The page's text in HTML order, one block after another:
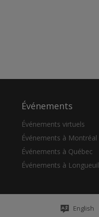
Événements
Événements virtuels
Événements à Montréal
Événements à Québec
Événements à Longueuil
English